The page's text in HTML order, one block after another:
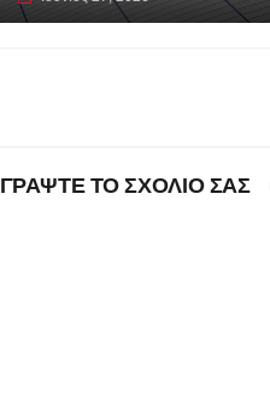
ΓΡΑΨΤΕ ΤΟ ΣΧΟΛΙΟ ΣΑΣ